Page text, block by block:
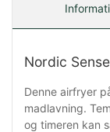
Nordic
Denne airfryer
madlavning.
og timeren kan